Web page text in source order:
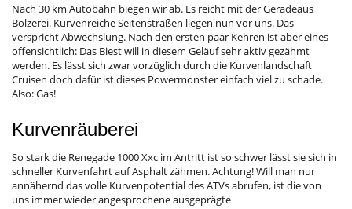
Nach 30 km Autobahn biegen wir ab. Es reicht mit der Geradeaus
Bolzerei. Kurvenreiche Seitenstraßen liegen nun vor uns. Das
verspricht Abwechslung. Nach den ersten paar Kehren ist aber eines
offensichtlich: Das Biest will in diesem Geläuf sehr aktiv gezähmt
werden. Es lässt sich zwar vorzüglich durch die Kurvenlandschaft
Cruisen doch dafür ist dieses Powermonster einfach viel zu schade.
Also: Gas!
Kurvenräuberei
So stark die Renegade 1000 Xxc im Antritt ist so schwer lässt sie sich in
schneller Kurvenfahrt auf Asphalt zähmen. Achtung! Will man nur
annähernd das volle Kurvenpotential des ATVs abrufen, ist die von
uns immer wieder angesprochene ausgeprägte